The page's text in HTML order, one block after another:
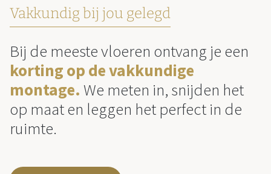
Vakkundig bij jou gelegd
Bij de meeste vloeren ontvang je een
korting op de vakkundige
montage. We meten in, snijden het
op maat en leggen het perfect in de
ruimte.